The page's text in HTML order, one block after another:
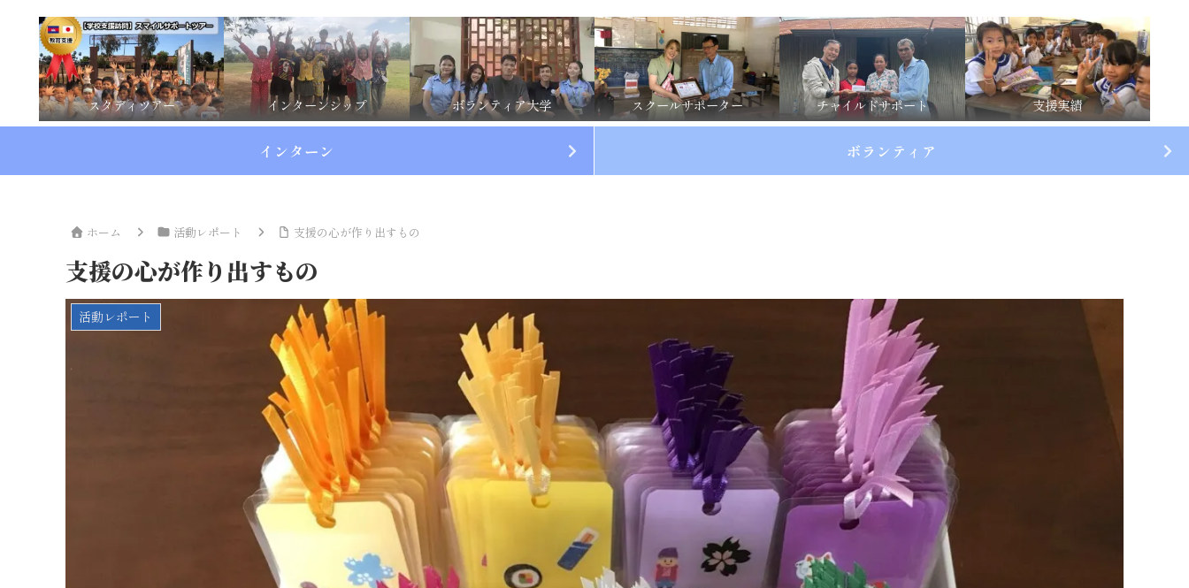
スタディツアー インターンシップ ボランティア大学 スクールサポーター チャイルドサポート 支援実績
インターン ボランティア
ホーム 活動レポート 支援の心が作り出すもの
支援の心が作り出すもの
活動レポート